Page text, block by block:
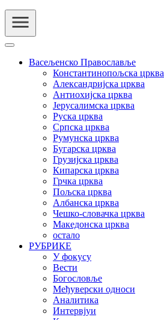
Васељенско Православље
Константинопољска црква
Александријска црква
Антиохијска црква
Јерусалимска црква
Руска црква
Српска црква
Румунска црква
Бугарска црква
Грузијска црква
Кипарска црква
Грчка црква
Пољска црква
Албанска црква
Чешко-словачка црква
Македонска црква
остало
РУБРИКЕ
У фокусу
Вести
Богословље
Међуверски односи
Аналитика
Интервјуи